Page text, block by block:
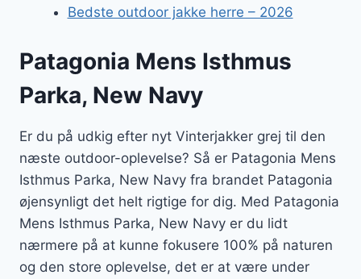
Bedste outdoor jakke herre – 2026
Patagonia Mens Isthmus
Parka, New Navy
Er du på udkig efter nyt Vinterjakker grej til den
næste outdoor-oplevelse? Så er Patagonia Mens
Isthmus Parka, New Navy fra brandet Patagonia
øjensynligt det helt rigtige for dig. Med Patagonia
Mens Isthmus Parka, New Navy er du lidt
nærmere på at kunne fokusere 100% på naturen
og den store oplevelse, det er at være under